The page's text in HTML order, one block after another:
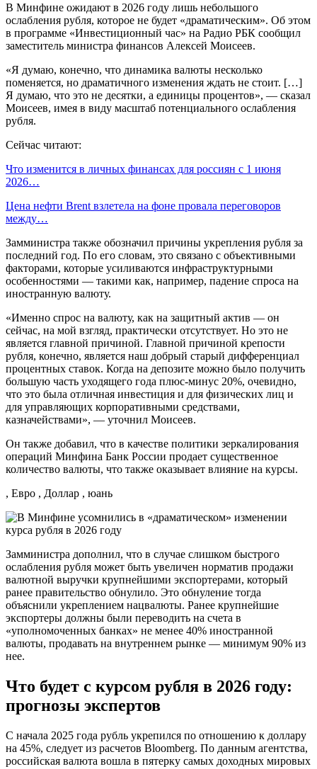
В Минфине ожидают в 2026 году лишь небольшого
ослабления рубля, которое не будет «драматическим». Об этом
в программе «Инвестиционный час» на Радио РБК сообщил
заместитель министра финансов Алексей Моисеев.
«Я думаю, конечно, что динамика валюты несколько
поменяется, но драматичного изменения ждать не стоит. […]
Я думаю, что это не десятки, а единицы процентов», — сказал
Моисеев, имея в виду масштаб потенциального ослабления
рубля.
Сейчас читают:
Что изменится в личных финансах для россиян с 1 июня
2026…
Цена нефти Brent взлетела на фоне провала переговоров
между…
Замминистра также обозначил причины укрепления рубля за
последний год. По его словам, это связано с объективными
факторами, которые усиливаются инфраструктурными
особенностями — такими как, например, падение спроса на
иностранную валюту.
«Именно спрос на валюту, как на защитный актив — он
сейчас, на мой взгляд, практически отсутствует. Но это не
является главной причиной. Главной причиной крепости
рубля, конечно, является наш добрый старый дифференциал
процентных ставок. Когда на депозите можно было получить
большую часть уходящего года плюс-минус 20%, очевидно,
что это была отличная инвестиция и для физических лиц и
для управляющих корпоративными средствами,
казначействами», — уточнил Моисеев.
Он также добавил, что в качестве политики зеркалирования
операций Минфина Банк России продает существенное
количество валюты, что также оказывает влияние на курсы.
, Евро , Доллар , юань
Замминистра дополнил, что в случае слишком быстрого
ослабления рубля может быть увеличен норматив продажи
валютной выручки крупнейшими экспортерами, который
ранее правительство обнулило. Это обнуление тогда
объяснили укреплением нацвалюты. Ранее крупнейшие
экспортеры должны были переводить на счета в
«уполномоченных банках» не менее 40% иностранной
валюты, продавать на внутреннем рынке — минимум 90% из
нее.
Что будет с курсом рубля в 2026 году:
прогнозы экспертов
С начала 2025 года рубль укрепился по отношению к доллару
на 45%, следует из расчетов Bloomberg. По данным агентства,
российская валюта вошла в пятерку самых доходных мировых